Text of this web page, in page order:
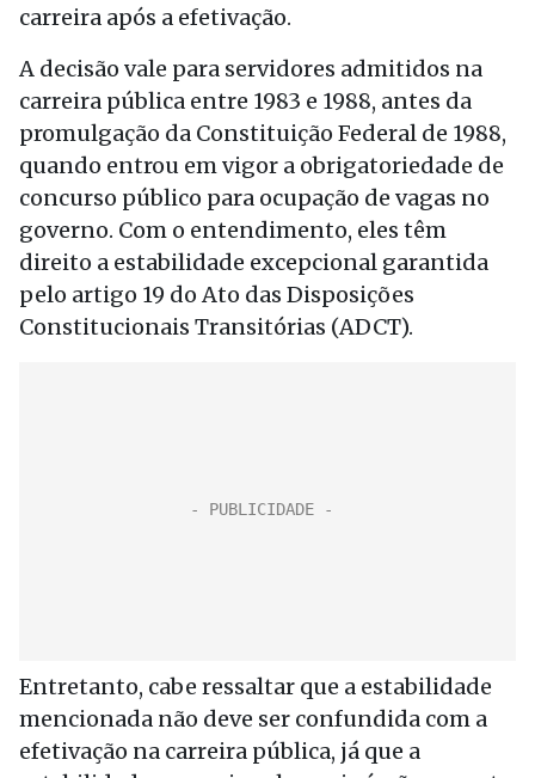
carreira após a efetivação.
A decisão vale para servidores admitidos na
carreira pública entre 1983 e 1988, antes da
promulgação da Constituição Federal de 1988,
quando entrou em vigor a obrigatoriedade de
concurso público para ocupação de vagas no
governo. Com o entendimento, eles têm
direito a estabilidade excepcional garantida
pelo artigo 19 do Ato das Disposições
Constitucionais Transitórias (ADCT).
Entretanto, cabe ressaltar que a estabilidade
mencionada não deve ser confundida com a
efetivação na carreira pública, já que a